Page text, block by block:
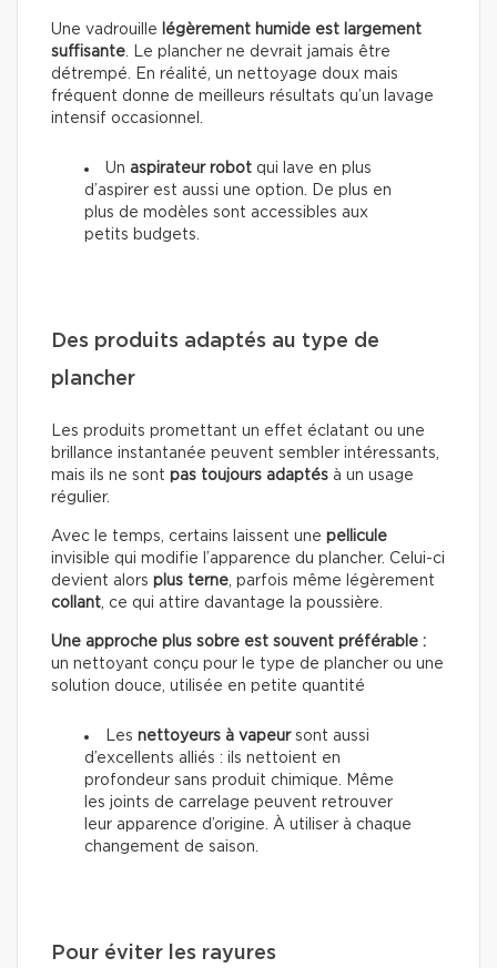
Une vadrouille
légèrement humide est largement
suffisante . Le plancher ne devrait jamais être
détrempé. En réalité, un nettoyage doux mais
fréquent donne de meilleurs résultats qu’un lavage
intensif occasionnel.
Un aspirateur robot qui lave en plus
d’aspirer est aussi une option. De plus en
plus de modèles sont accessibles aux
petits budgets.
Des produits adaptés au type de
plancher
Les produits promettant un effet éclatant ou une
brillance instantanée peuvent sembler intéressants,
mais ils ne sont pas toujours adaptés à un usage
régulier.
Avec le temps, certains laissent une pellicule
invisible qui modifie l’apparence du plancher. Celui-ci
devient alors plus terne , parfois même légèrement
collant , ce qui attire davantage la poussière.
Une approche plus sobre est souvent préférable :
un nettoyant conçu pour le type de plancher ou une
solution douce, utilisée en petite quantité
Les nettoyeurs à vapeursont aussi
d’excellents alliés : ils nettoient en
profondeur sans produit chimique. Même
les joints de carrelage peuvent retrouver
leur apparence d’origine. À utiliser à chaque
changement de saison.
Pour éviter les rayures